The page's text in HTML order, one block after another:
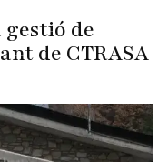
de
de CTRASA